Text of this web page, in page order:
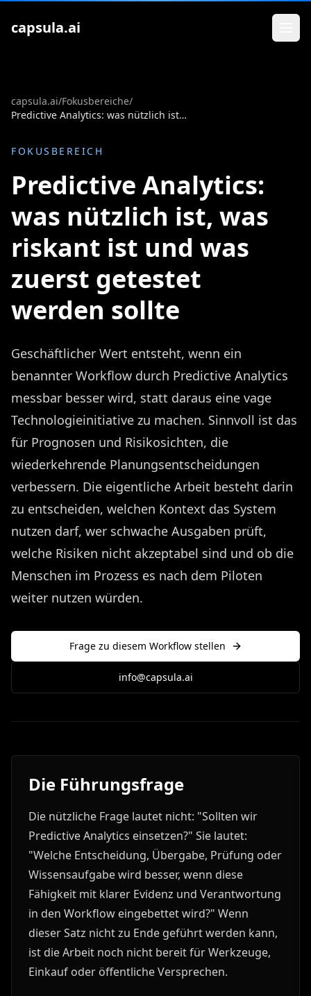
capsula.ai
capsula.ai/Fokusbereiche/
Predictive Analytics: was nützlich ist, was riskant ist und was zuerst getestet werden sollte
FOKUSBEREICH
Predictive Analytics:
was nützlich ist, was
riskant ist und was
zuerst getestet
werden sollte
Geschäftlicher Wert entsteht, wenn ein
benannter Workflow durch Predictive Analytics
messbar besser wird, statt daraus eine vage
Technologieinitiative zu machen. Sinnvoll ist das
für Prognosen und Risikosichten, die
wiederkehrende Planungsentscheidungen
verbessern. Die eigentliche Arbeit besteht darin
zu entscheiden, welchen Kontext das System
nutzen darf, wer schwache Ausgaben prüft,
welche Risiken nicht akzeptabel sind und ob die
Menschen im Prozess es nach dem Piloten
weiter nutzen würden.
Frage zu diesem Workflow stellen
info@capsula.ai
Die Führungsfrage
Die nützliche Frage lautet nicht: "Sollten wir
Predictive Analytics einsetzen?" Sie lautet:
"Welche Entscheidung, Übergabe, Prüfung oder
Wissensaufgabe wird besser, wenn diese
Fähigkeit mit klarer Evidenz und Verantwortung
in den Workflow eingebettet wird?" Wenn
dieser Satz nicht zu Ende geführt werden kann,
ist die Arbeit noch nicht bereit für Werkzeuge,
Einkauf oder öffentliche Versprechen.